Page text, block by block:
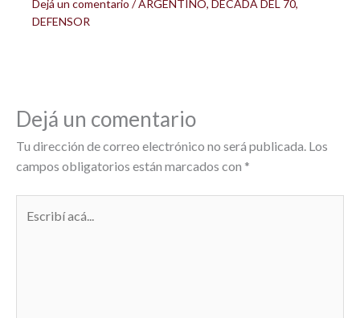
Dejá un comentario /ARGENTINO, DECADA DEL 70,
DEFENSOR
Dejá un comentario
Tu dirección de correo electrónico no será publicada. Los
campos obligatorios están marcados con *
acá...